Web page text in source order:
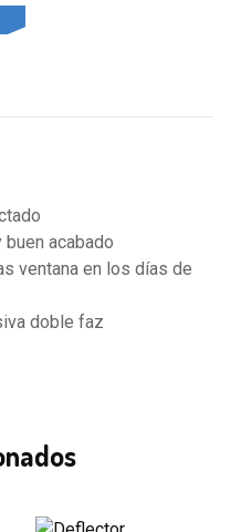
acabado
ventana en los días de
doble faz